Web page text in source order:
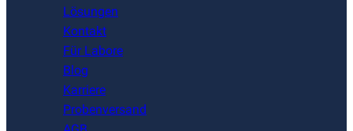
Lösungen
Kontakt
Für Labore
Blog
Karriere
Probenversand